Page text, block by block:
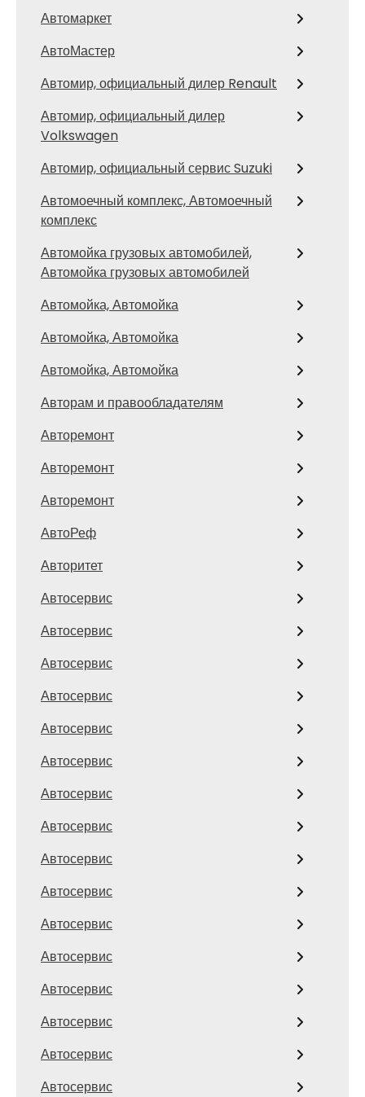
Автомаркет
АвтоМастер
Автомир, официальный дилер Renault
Автомир, официальный дилер
Volkswagen
Автомир, официальный сервис Suzuki
Автомоечный комплекс, Автомоечный
комплекс
Автомойка грузовых автомобилей,
Автомойка грузовых автомобилей
Автомойка, Автомойка
Автомойка, Автомойка
Автомойка, Автомойка
Авторам и правообладателям
Авторемонт
Авторемонт
Авторемонт
АвтоРеф
Авторитет
Автосервис
Автосервис
Автосервис
Автосервис
Автосервис
Автосервис
Автосервис
Автосервис
Автосервис
Автосервис
Автосервис
Автосервис
Автосервис
Автосервис
Автосервис
Автосервис